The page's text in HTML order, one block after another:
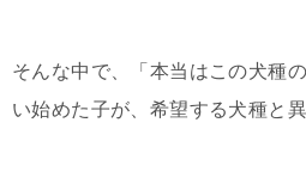
そんな中で、「本当はこの犬種
い始めた子が、希望する犬種と